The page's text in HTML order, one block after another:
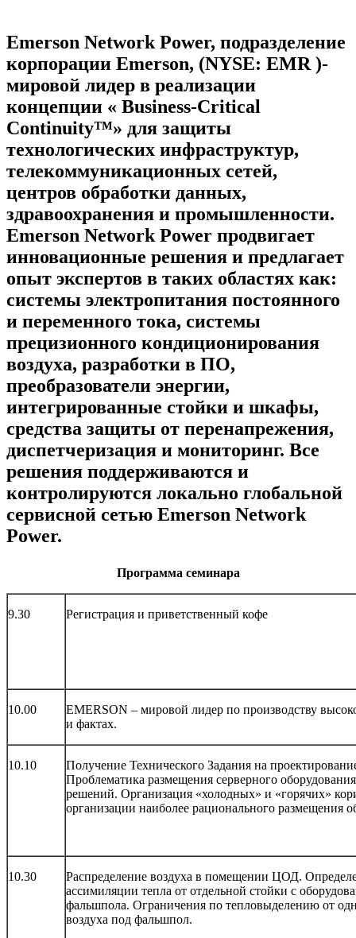
Emerson Network Power, подразделение
корпорации Emerson, (NYSE: EMR )-
мировой лидер в реализации
концепции « Business-Critical
Continuity™» для защиты
технологических инфраструктур,
телекоммуникационных сетей,
центров обработки данных,
здравоохранения и промышленности.
Emerson Network Power продвигает
инновационные решения и предлагает
опыт экспертов в таких областях как:
системы электропитания постоянного
и переменного тока, системы
прецизионного кондиционирования
воздуха, разработки в ПО,
преобразователи энергии,
интегрированные стойки и шкафы,
средства защиты от перенапрежения,
диспетчеризация и мониторинг. Все
решения поддерживаются и
контролируются локально глобальной
сервисной сетью Emerson Network
Power.
Программа семинара
9.30 Регистрация и приветственный кофе
10.00
EMERSON – мировой лидер по производству
и фактах.
10.10
Получение Технического Задания на
Проблематика размещения серверного
решений. Организация «холодных» и «горячих»
организации наиболее рационального размещения
10.30
Распределение воздуха в помещении ЦОД.
ассимиляции тепла от отдельной стойки с
фальшпола. Ограничения по тепловыделению от
воздуха под фальшпол.